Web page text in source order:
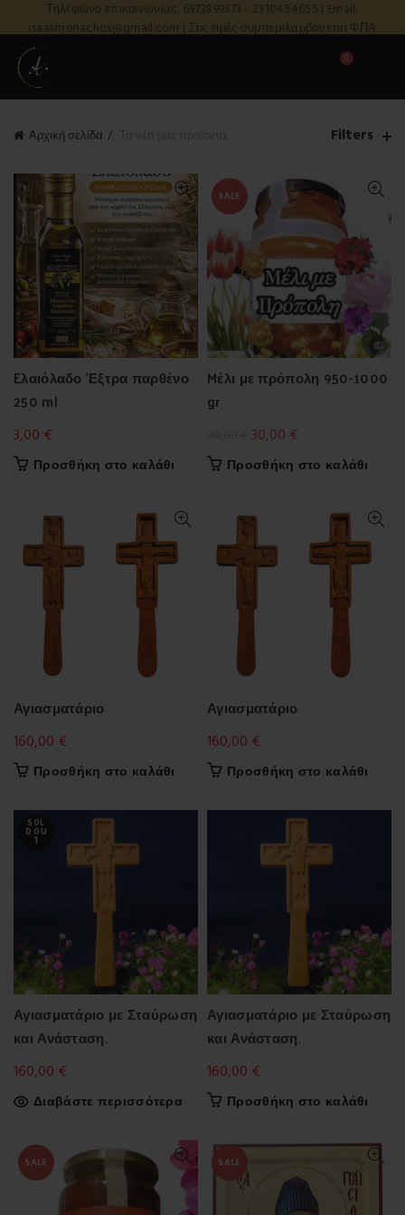
Τηλέφωνο επικοινωνίας: 6973899373 - 2310454655 | Email:
isaakmonachos@gmail.com | Στις τιμές συμπεριλαμβάνεται ΦΠΑ
0
Αρχική σελίδα Filters
Eλαιόλαδο Έξτρα παρθένο
250 ml
3,00 €
Προσθήκη στο καλάθι
SALE
Mέλι με πρόπολη 950-1000
gr
Original
price
was:
30,00 €
τρέχουσα
30,00 €.
Προσθήκη στο καλάθι
Αγιασματάριο
160,00 €
Προσθήκη στο καλάθι
Αγιασματάριο
160,00 €
Προσθήκη στο καλάθι
SOL
D OU
T
Αγιασματάριο με Σταύρωση
και Ανάσταση.
160,00 €
Διαβάστε περισσότερα
Αγιασματάριο με Σταύρωση
και Ανάσταση.
160,00 €
Προσθήκη στο καλάθι
SALE SALE